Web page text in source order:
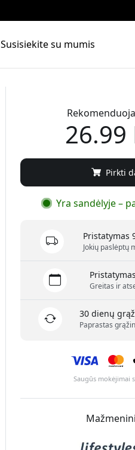
Susisiekite su mumis
26.99
Pirkti
Yra sandėlyje –
Pristatymas
Jokių paslėptų
Greitas ir
30 dienų
Paprastas
Saugūs mokėjimai